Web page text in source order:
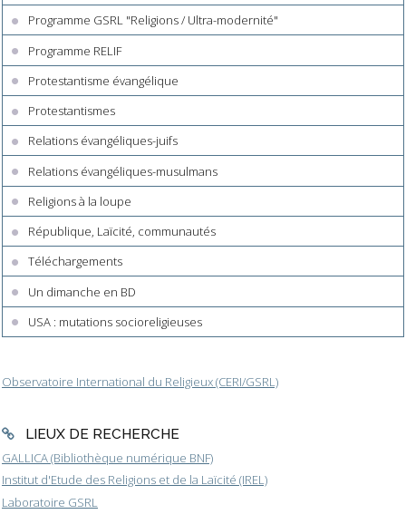
Programme GSRL "Religions / Ultra-modernité"
Programme RELIF
Protestantisme évangélique
Protestantismes
Relations évangéliques-juifs
Relations évangéliques-musulmans
Religions à la loupe
République, Laïcité, communautés
Téléchargements
Un dimanche en BD
USA : mutations socioreligieuses
Observatoire International du Religieux (CERI/GSRL)
LIEUX DE RECHERCHE
GALLICA (Bibliothèque numérique BNF)
Institut d'Etude des Religions et de la Laïcité (IREL)
Laboratoire GSRL